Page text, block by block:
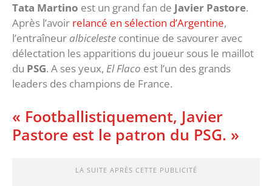
Tata Martino est un grand fan de Javier Pastore.
Après l’avoir relancé en sélection d’Argentine,
l’entraîneur albiceleste continue de savourer avec
délectation les apparitions du joueur sous le maillot
du PSG. A ses yeux, El Flaco est l’un des grands
leaders des champions de France.
« Footballistiquement, Javier
Pastore est le patron du PSG. »
LA SUITE APRÈS CETTE PUBLICITÉ